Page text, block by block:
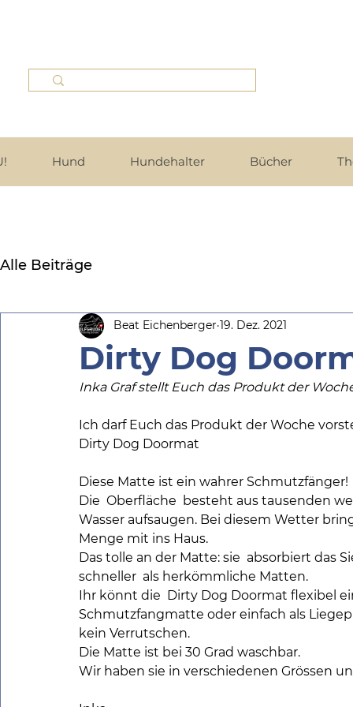
Hund Hundehalter Bücher
Alle Beiträge
Dirty Dog
Beat Eichenberger 19. Dez. 2021
Inka Graf stellt Euch das Produkt der
Ich darf Euch das Produkt der Woche
Dirty Dog Doormat
Diese Matte ist ein wahrer Schmutzfänger!
Die  Oberfläche  besteht aus tausenden
Wasser aufsaugen. Bei diesem Wetter
Menge mit ins Haus.
Das tolle an der Matte: sie  absorbiert das
schneller  als herkömmliche Matten.
Ihr könnt die  Dirty Dog Doormat flexibel
Schmutzfangmatte oder einfach als
kein Verrutschen.
Die Matte ist bei 30 Grad waschbar.
Wir haben sie in verschiedenen Grössen